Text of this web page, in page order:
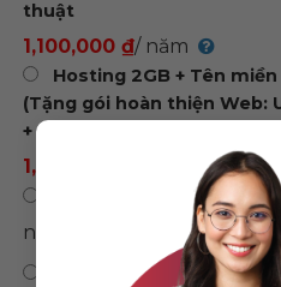
thuật
1,100,000 ₫/ năm
Hosting 2GB + Tên
(Tặng gói hoàn thiện Web:
+ đổi màu sắc)
1,500,000 ₫
Chỉ mua theme, không
năm
Bảo hành trọn đời web